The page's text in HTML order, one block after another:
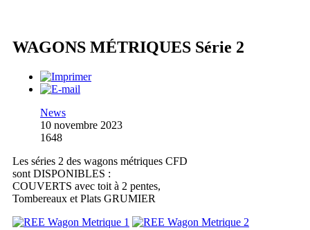
WAGONS MÉTRIQUES Série 2
News
10 novembre 2023
1648
Les séries 2 des wagons métriques CFD
sont DISPONIBLES :
COUVERTS avec toit à 2 pentes,
Tombereaux et Plats GRUMIER